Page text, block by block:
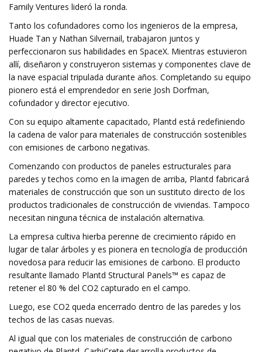
Family Ventures lideró la ronda.
Tanto los cofundadores como los ingenieros de la empresa,
Huade Tan y Nathan Silvernail, trabajaron juntos y
perfeccionaron sus habilidades en SpaceX. Mientras estuvieron
allí, diseñaron y construyeron sistemas y componentes clave de
la nave espacial tripulada durante años. Completando su equipo
pionero está el emprendedor en serie Josh Dorfman,
cofundador y director ejecutivo.
Con su equipo altamente capacitado, Plantd está redefiniendo
la cadena de valor para materiales de construcción sostenibles
con emisiones de carbono negativas.
Comenzando con productos de paneles estructurales para
paredes y techos como en la imagen de arriba, Plantd fabricará
materiales de construcción que son un sustituto directo de los
productos tradicionales de construcción de viviendas. Tampoco
necesitan ninguna técnica de instalación alternativa.
La empresa cultiva hierba perenne de crecimiento rápido en
lugar de talar árboles y es pionera en tecnología de producción
novedosa para reducir las emisiones de carbono. El producto
resultante llamado Plantd Structural Panels™ es capaz de
retener el 80 % del CO2 capturado en el campo.
Luego, ese CO2 queda encerrado dentro de las paredes y los
techos de las casas nuevas.
Al igual que con los materiales de construcción de carbono